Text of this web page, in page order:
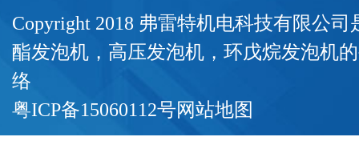
Copyright 2018 弗雷特机电科技有限公司
酯发泡机 ， 高压发泡机 ，环戊烷发泡机
络
粤ICP备15060112号网站地图